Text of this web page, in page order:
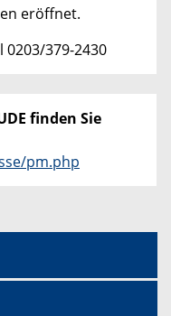
eröffnet.
0203/379-2430
finden Sie
pm.php